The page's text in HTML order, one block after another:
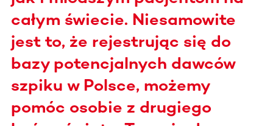
całym świecie. Niesamowite
jest to, że rejestrując się do
bazy potencjalnych dawców
szpiku w Polsce, możemy
pomóc osobie z drugiego